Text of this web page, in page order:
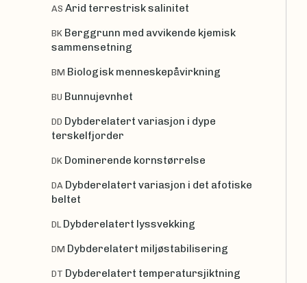
AS Arid terrestrisk salinitet
BK Berggrunn med avvikende kjemisk
sammensetning
BM Biologisk menneskepåvirkning
BU Bunnujevnhet
DD Dybderelatert variasjon i dype
terskelfjorder
DK Dominerende kornstørrelse
DA Dybderelatert variasjon i det afotiske
beltet
DL Dybderelatert lyssvekking
DM Dybderelatert miljøstabilisering
DT Dybderelatert temperatursjiktning